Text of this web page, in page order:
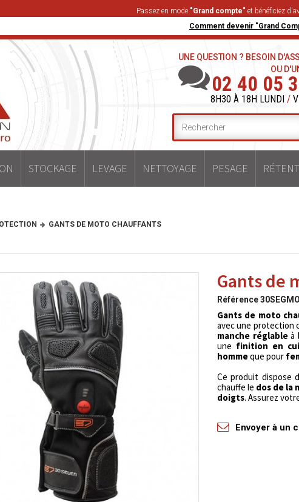
Passez en mode "Grand compte" et bénéficiez
Comment devenir "Grand
UNE QUESTION ? BESOIN
OU
02 40 05
8H30 À 18H LUNDI /
STOCKAGE LEVAGE NETTOYAGE PESAGE
GANTS DE MOTO CHAUFFANTS
Gants de
Référence
Gants de moto
avec une protection
manche réglableà
une finition en
hommeque pour
Ce produit dispose
chauffe le dos de la
doigts. Assurez
Envoyer à un